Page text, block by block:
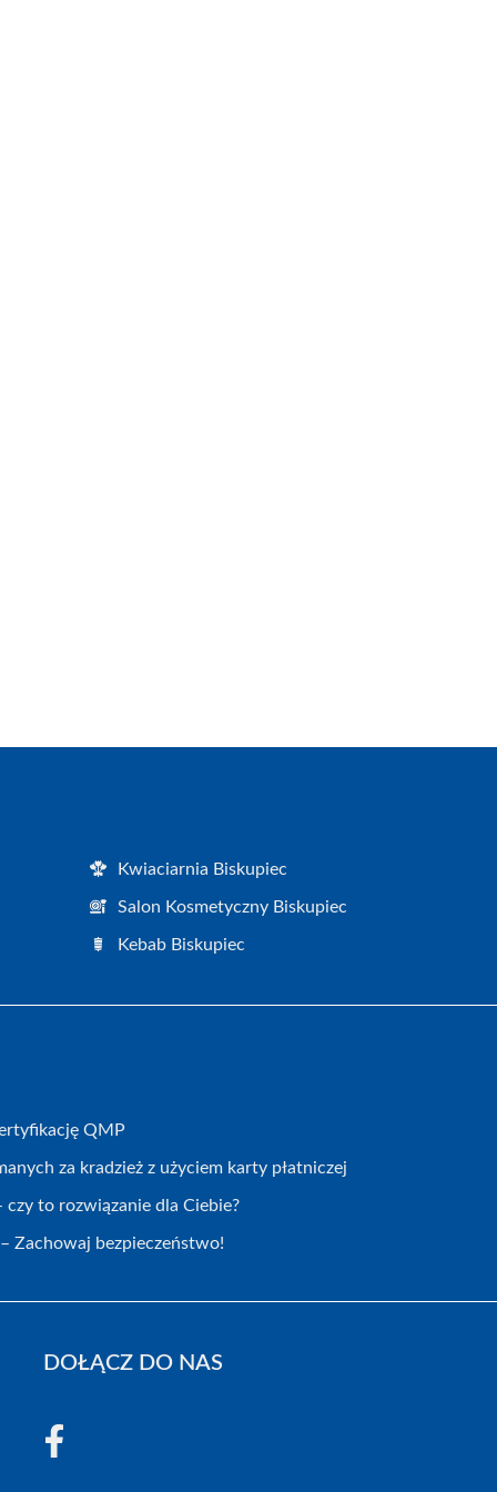
Kwiaciarnia Biskupiec
Salon Kosmetyczny Biskupiec
Kebab Biskupiec
QMP
za kradzież z użyciem karty płatniczej
to rozwiązanie dla Ciebie?
Zachowaj bezpieczeństwo!
DOŁĄCZ DO NAS